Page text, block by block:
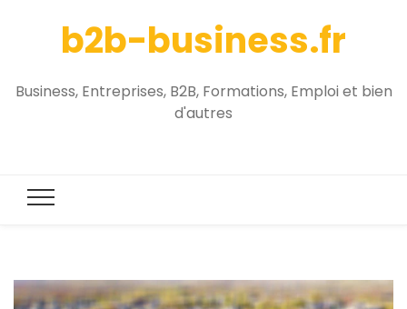
b2b-business.fr
Business, Entreprises, B2B, Formations, Emploi et bien
d'autres